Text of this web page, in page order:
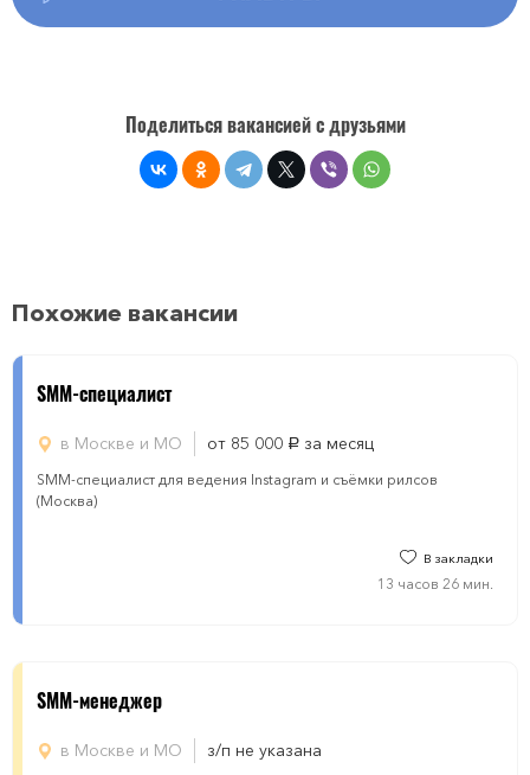
Поделиться вакансией с друзьями
Похожие вакансии
SMM-специалист
в Москве и МО от 85 000 руб. за месяц
SMM-специалист для ведения Instagram и съёмки рилсов
(Москва)
В закладки
13 часов 26 мин.
SMM-менеджер
в Москве и МО з/п не указана